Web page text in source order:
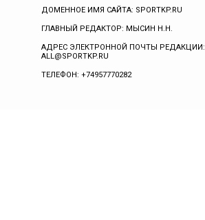
ДОМЕННОЕ ИМЯ САЙТА: SPORTKP.RU
ГЛАВНЫЙ РЕДАКТОР: МЫСИН Н.Н.
АДРЕС ЭЛЕКТРОННОЙ ПОЧТЫ РЕДАКЦИИ:
ALL@SPORTKP.RU
ТЕЛЕФОН: +74957770282